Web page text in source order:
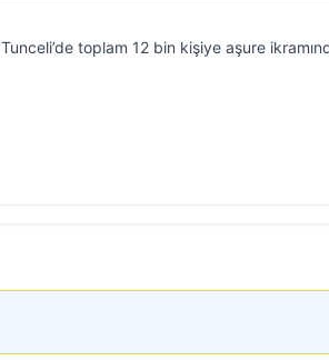
toplam 12 bin kişiye aşure